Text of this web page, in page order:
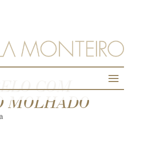
COM
MOLHADO